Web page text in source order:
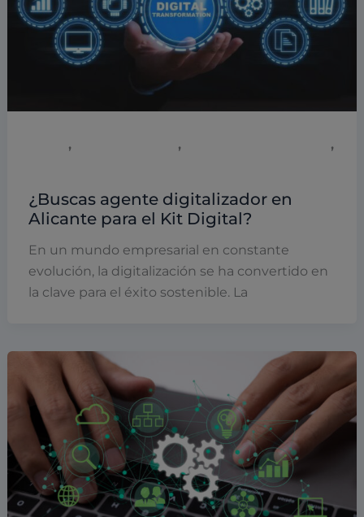
, , ,
¿Buscas agente digitalizador en
Alicante para el Kit Digital?
En un mundo empresarial en constante
evolución, la digitalización se ha convertido en
la clave para el éxito sostenible. La